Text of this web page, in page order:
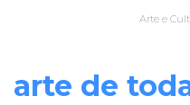
Arte e
arte de